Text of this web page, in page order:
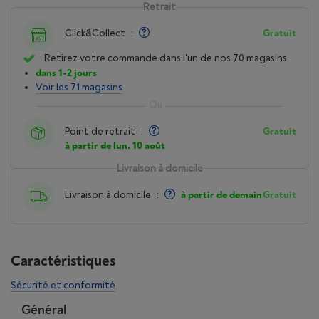
Livraison à domicile
Livraison à domicile : à partir de demainGratuit
Retrait
Click&Collect : Gratuit
Retirez votre commande dans l'un de nos 70 magasins
dans 1-2 jours
Voir les 71 magasins
Point de retrait :
à partir de lun. 10 août
Gratuit
Caractéristiques
Sécurité et conformité
Général